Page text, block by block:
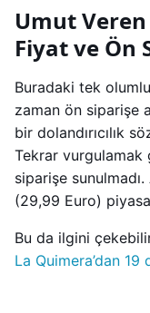
Umut
Fiyat ve Ön
Buradaki tek
zaman ön siparişe
bir dolandırıcılık
Tekrar vurgulamak
siparişe
(29,99 Euro)
Bu da ilgini
La Quimera’dan